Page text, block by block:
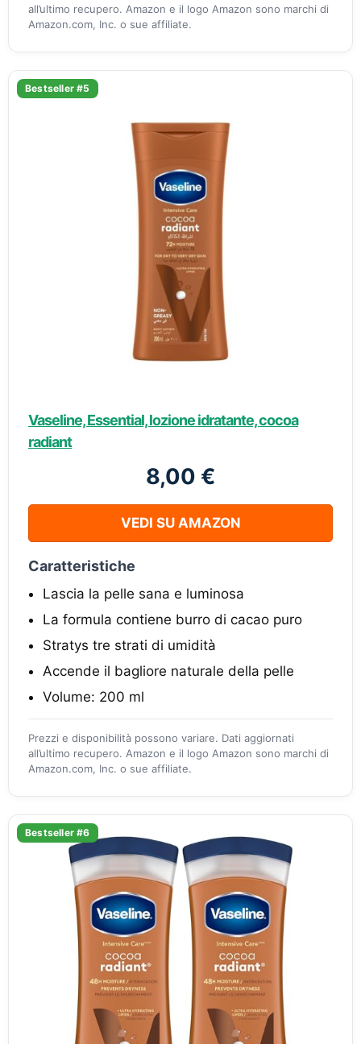
all’ultimo recupero. Amazon e il logo Amazon sono marchi di
Amazon.com, Inc. o sue affiliate.
Bestseller #5
Vaseline, Essential, lozione idratante, cocoa
radiant
8,00 €
VEDI SU AMAZON
Caratteristiche
Lascia la pelle sana e luminosa
La formula contiene burro di cacao puro
Stratys tre strati di umidità
Accende il bagliore naturale della pelle
Volume: 200 ml
Prezzi e disponibilità possono variare. Dati aggiornati
all’ultimo recupero. Amazon e il logo Amazon sono marchi di
Amazon.com, Inc. o sue affiliate.
Bestseller #6